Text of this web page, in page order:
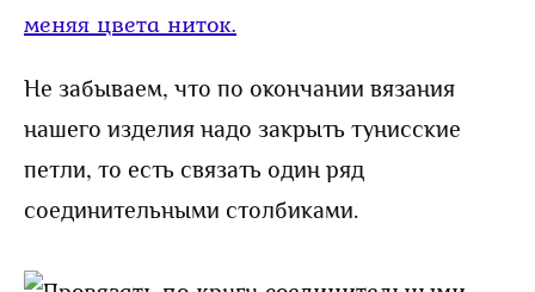
Не забываем, что по окончании вязания
нашего изделия надо закрыть тунисские
петли, то есть связать один ряд
соединительными столбиками.